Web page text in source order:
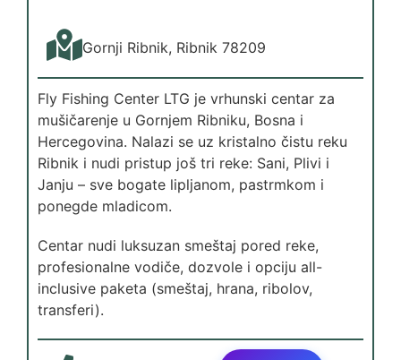
Gornji Ribnik, Ribnik 78209
Fly Fishing Center LTG je vrhunski centar za
mušičarenje u Gornjem Ribniku, Bosna i
Hercegovina. Nalazi se uz kristalno čistu reku
Ribnik i nudi pristup još tri reke: Sani, Plivi i
Janju – sve bogate lipljanom, pastrmkom i
ponegde mladicom.
Centar nudi luksuzan smeštaj pored reke,
profesionalne vodiče, dozvole i opciju all-
inclusive paketa (smeštaj, hrana, ribolov,
transferi).